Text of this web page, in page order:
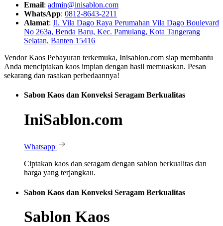
Email: admin@inisablon.com
WhatsApp: 0812-8643-2211
Alamat: Jl. Vila Dago Raya Perumahan Vila Dago Boulevard
No 263a, Benda Baru, Kec. Pamulang, Kota Tangerang
Selatan, Banten 15416
Vendor Kaos Pebayuran terkemuka, Inisablon.com siap membantu
Anda menciptakan kaos impian dengan hasil memuaskan. Pesan
sekarang dan rasakan perbedaannya!
Sabon Kaos dan Konveksi Seragam Berkualitas
IniSablon.com
Whatsapp
Ciptakan kaos dan seragam dengan sablon berkualitas dan
harga yang terjangkau.
Sabon Kaos dan Konveksi Seragam Berkualitas
Sablon Kaos